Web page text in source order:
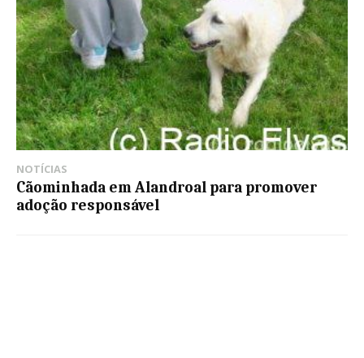
NOTÍCIAS
Cãominhada em Alandroal para promover
adoção responsável